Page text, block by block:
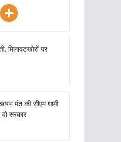
मिलावटखोरों पर
पंत की सीएम धामी
सरकार